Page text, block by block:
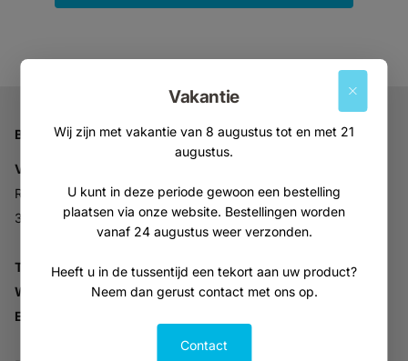
Vakantie
Wij zijn met vakantie van 8 augustus tot en met 21
augustus.
U kunt in deze periode gewoon een bestelling
plaatsen via onze website. Bestellingen worden
vanaf 24 augustus weer verzonden.
Heeft u in de tussentijd een tekort aan uw product?
Neem dan gerust contact met ons op.
Contact
Bedrijfsgegevens
Vitabron
Ravelijn 52
3905NV Veenendaal
Tel:
+31 (0)318 553946
Whatsapp:
06-30896937
Email: